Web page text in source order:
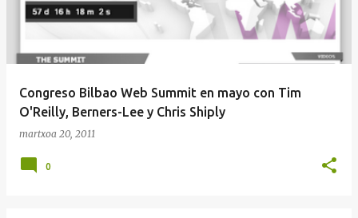
Congreso Bilbao Web Summit en mayo con Tim
O'Reilly, Berners-Lee y Chris Shiply
martxoa 20, 2011
0